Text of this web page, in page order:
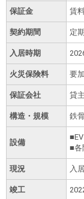
保証金 賃
契約期間 定
入居時期
火災保険料 要
保証会社 貸
構造・規模 鉄
設備
■各
現況 入
竣工